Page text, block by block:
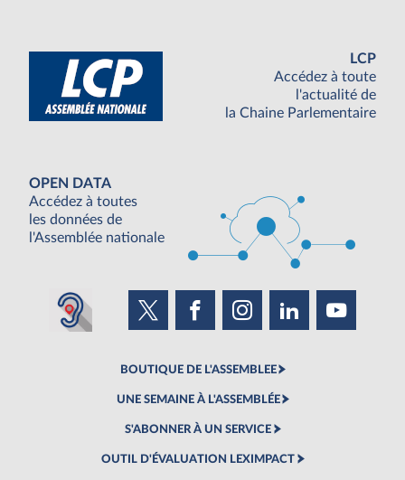
LCP
Accédez à toute
l'actualité de
la Chaine Parlementaire
OPEN DATA
Accédez à toutes
les données de
l'Assemblée nationale
BOUTIQUE DE L'ASSEMBLEE
UNE SEMAINE À L'ASSEMBLÉE
S'ABONNER À UN SERVICE
OUTIL D'ÉVALUATION LEXIMPACT